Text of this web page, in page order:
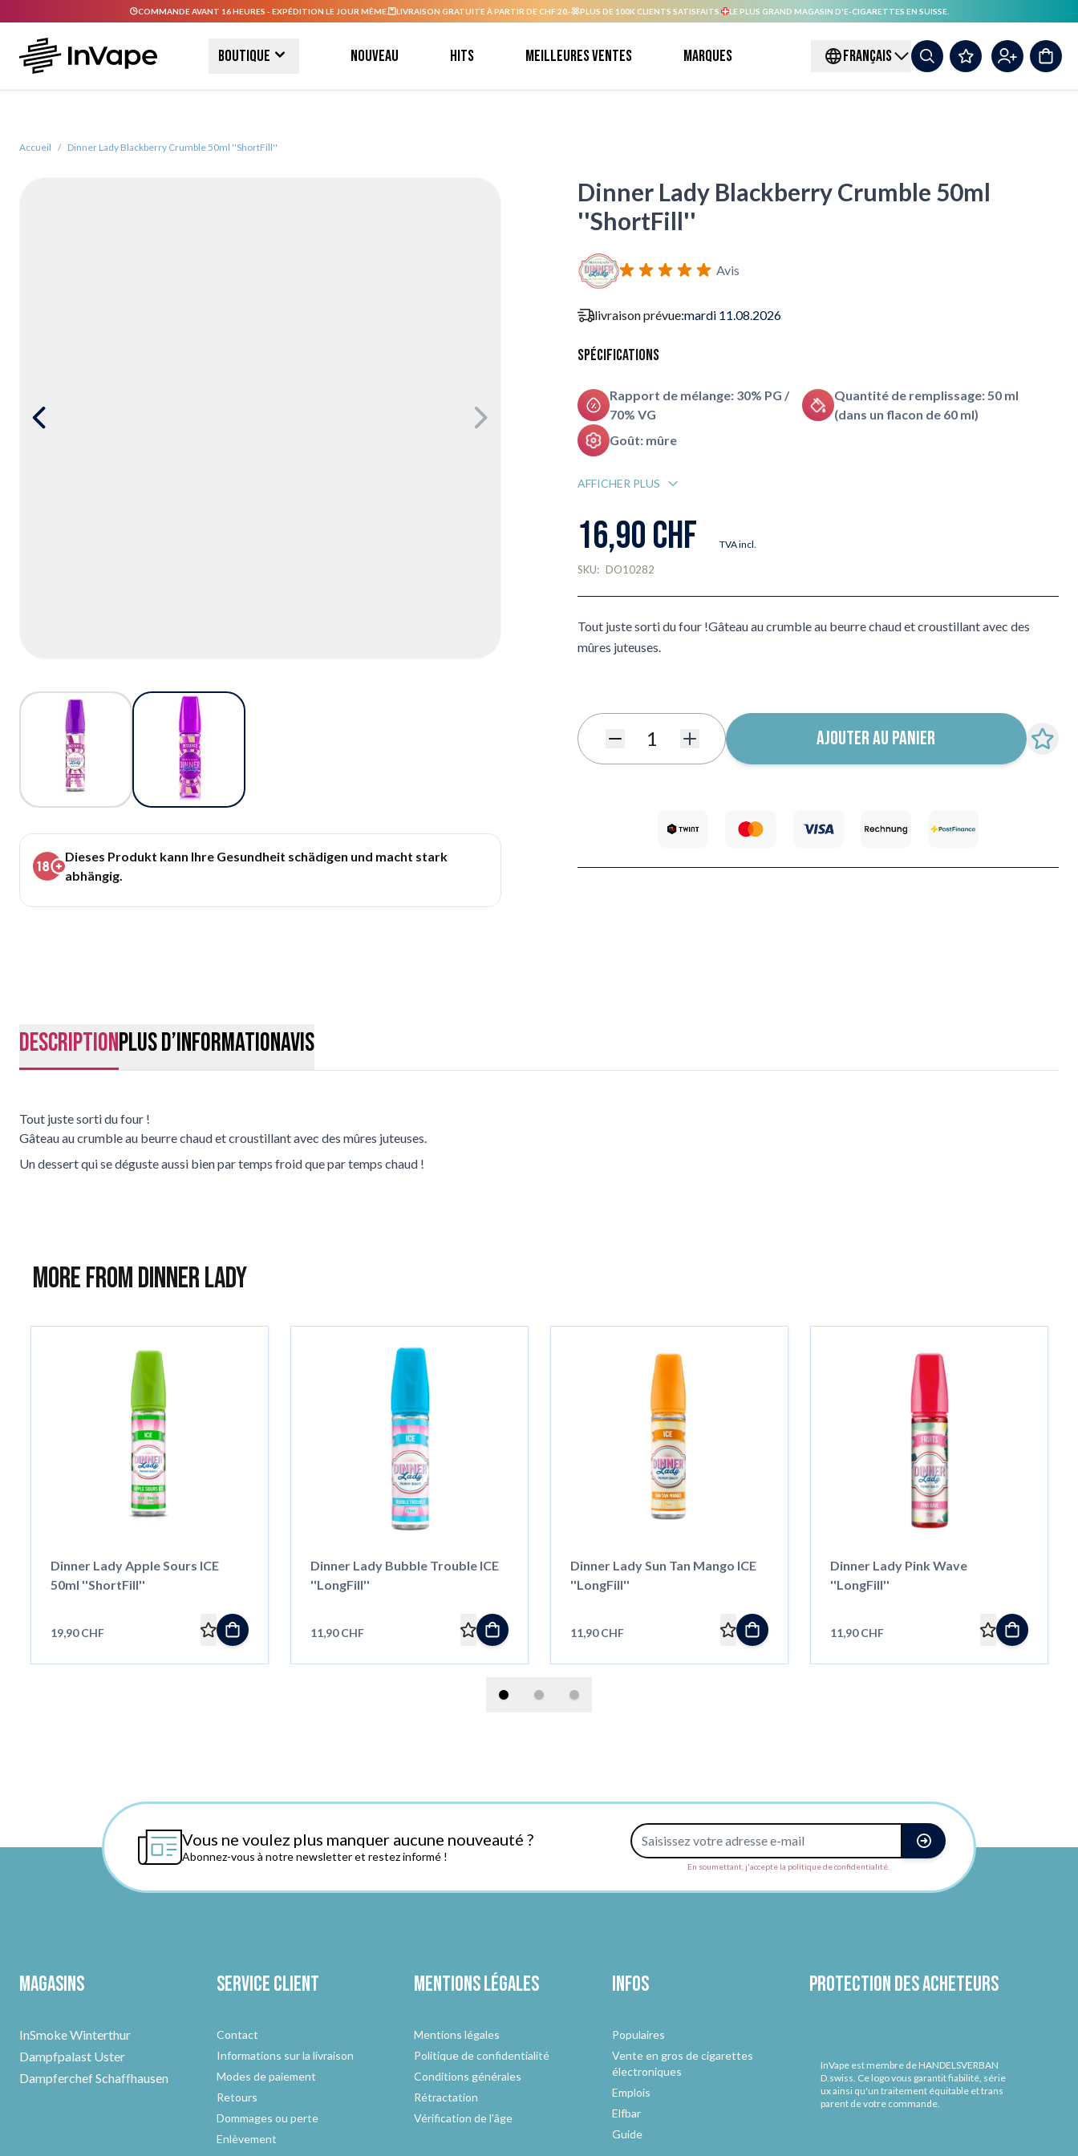
COMMANDE AVANT 16 HEURES - EXPÉDITION LE JOUR MÊME. LIVRAISON GRATUITE À PARTIR DE CHF 20.- PLUS DE 100K CLIENTS SATISFAITS. LE PLUS GRAND MAGASIN D'E-CIGARETTES EN SUISSE.
Boutique Nouveau Hits Meilleures ventes Marques FRANÇAIS
Accueil / Dinner Lady Blackberry Crumble 50ml ''ShortFill''
Dieses Produkt kann Ihre Gesundheit schädigen und macht stark
abhängig.
Dinner Lady Blackberry Crumble 50ml
''ShortFill''
Avis
livraison prévue:mardi 11.08.2026
Spécifications
Rapport de mélange: 30% PG /
70% VG
Quantité de remplissage: 50 ml
(dans un flacon de 60 ml)
Goût: mûre
AFFICHER PLUS
16,90 CHF TVA incl.
SKU: DO10282
Tout juste sorti du four !Gâteau au crumble au beurre chaud et croustillant avec des
mûres juteuses.
Quantité AJOUTER AU PANIER
DescriptionPlus d’informationAvis
Tout juste sorti du four !
Gâteau au crumble au beurre chaud et croustillant avec des mûres juteuses.
Un dessert qui se déguste aussi bien par temps froid que par temps chaud !
More from Dinner Lady
Dinner Lady Apple Sours ICE
50ml ''ShortFill''
19,90 CHF
Dinner Lady Bubble Trouble ICE
''LongFill''
11,90 CHF
Dinner Lady Sun Tan Mango ICE
''LongFill''
11,90 CHF
Dinner Lady Pink Wave
''LongFill''
11,90 CHF
Vous ne voulez plus manquer aucune nouveauté ?
Abonnez-vous à notre newsletter et restez informé !
Adresse e-mail
En soumettant, j'accepte la politique de confidentialité.
Magasins
InSmoke Winterthur
Dampfpalast Uster
Dampferchef Schaffhausen
Service client
Contact
Informations sur la livraison
Modes de paiement
Retours
Dommages ou perte
Enlèvement
Mentions légales
Mentions légales
Politique de confidentialité
Conditions générales
Rétractation
Vérification de l'âge
Infos
Populaires
Vente en gros de cigarettes
électroniques
Emplois
Elfbar
Guide
Protection des acheteurs
InVape est membre de HANDELSVERBAN
D.swiss. Ce logo vous garantit fiabilité, série
ux ainsi qu'un traitement équitable et trans
parent de votre commande.